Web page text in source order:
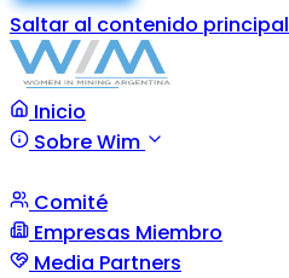
Saltar al contenido principal
Inicio
Sobre Wim
Comité
Empresas Miembro
Media Partners